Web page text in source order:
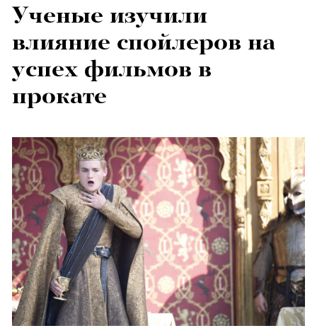
Ученые изучили
влияние спойлеров на
успех фильмов в
прокате